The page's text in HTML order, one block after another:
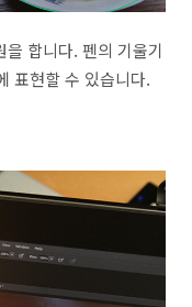
합니다. 펜의 기울기
표현할 수 있습니다.